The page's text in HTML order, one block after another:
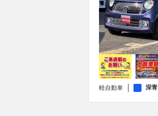
軽自動車 深青